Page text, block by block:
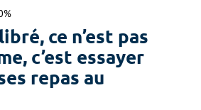
ce n’est pas
c’est essayer
repas au